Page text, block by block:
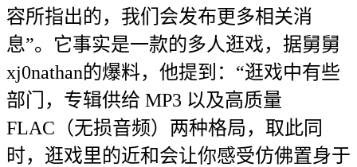
容所指出的，我们会发布更多相关消
息”。它事实是一款的多人逛戏，据舅舅
xj0nathan的爆料，他提到：“逛戏中有些
部门，专辑供给 MP3 以及高质量
FLAC（无损音频）两种格局，取此同
时，逛戏里的近和会让你感受仿佛置身于